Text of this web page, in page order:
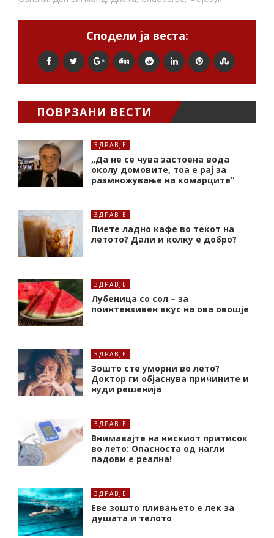
Сподели ја веста:
ПОВРЗАНИ ВЕСТИ
ЗДРАВЈЕ
„Да не се чува застоена вода
околу домовите, тоа е рај за
размножување на комарците“
ЗДРАВЈЕ
Пиете ладно кафе во текот на
летото? Дали и колку е добро?
ЗДРАВЈЕ
Лубеница со сол – за
поинтензивен вкус на ова овошје
ЗДРАВЈЕ
Зошто сте уморни во лето?
Доктор ги објаснува причините и
нуди решенија
ЗДРАВЈЕ
Внимавајте на нискиот притисок
во лето: Опасноста од нагли
падови е реална!
ЗДРАВЈЕ
Еве зошто пливањето е лек за
душата и телото